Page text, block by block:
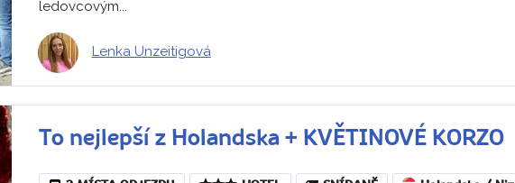
ledovcovým...
Lenka Unzeitigová
To nejlepší z Holandska + KVĚTINOVÉ KORZO